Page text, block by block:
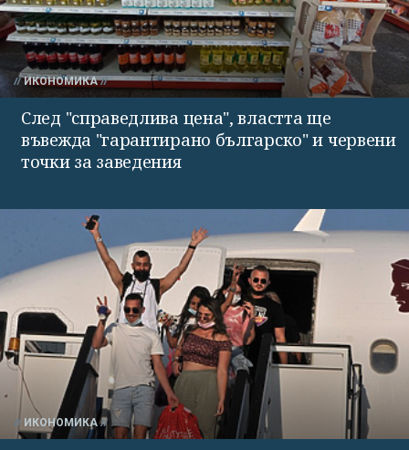
ИКОНОМИКА
След "справедлива цена", властта ще
въвежда "гарантирано българско" и червени
точки за заведения
ИКОНОМИКА